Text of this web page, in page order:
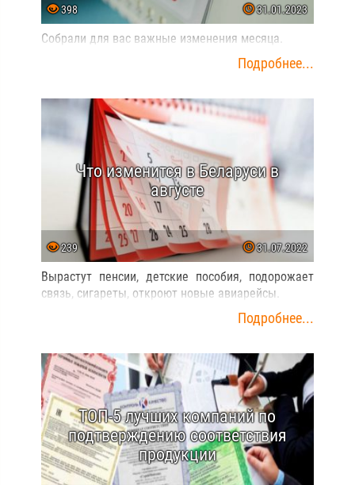
398 31.01.2023
Собрали для вас важные изменения месяца.
Подробнее...
Что изменится в Беларуси в
августе
239 31.07.2022
Вырастут пенсии, детские пособия, подорожает
связь, сигареты, откроют новые авиарейсы.
Подробнее...
ТОП-5 лучших компаний по
подтверждению соответствия
продукции